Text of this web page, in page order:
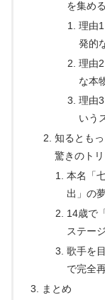
を集め
理由
発的
理由
な本
理由
いう
知るとも
驚きのト
本名「
出」の
14歳で
ステージ
歌手を
で完全
まとめ